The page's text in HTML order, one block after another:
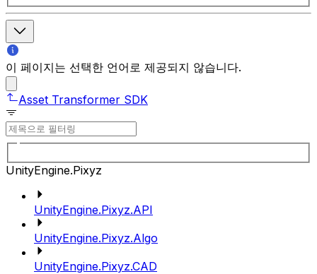
이 페이지는 선택한 언어로 제공되지 않습니다.
Asset Transformer SDK
UnityEngine.Pixyz
UnityEngine.Pixyz.API
UnityEngine.Pixyz.Algo
UnityEngine.Pixyz.CAD